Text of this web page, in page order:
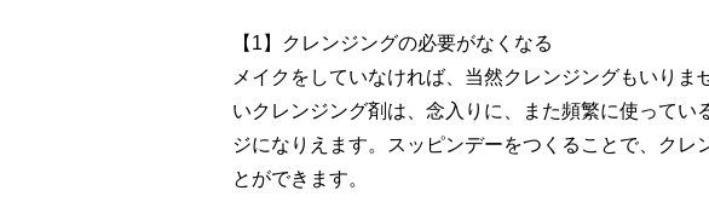
【1】クレンジングの必要がなくなる
メイクをしていなければ、当然クレンジングもいりま
いクレンジング剤は、念入りに、また頻繁に使ってい
ジになりえます。スッピンデーをつくることで、クレ
とができます。